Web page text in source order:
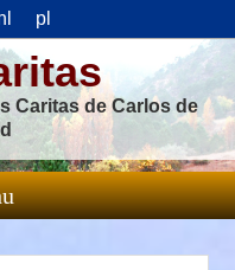
pl
Caritas de Carlos de